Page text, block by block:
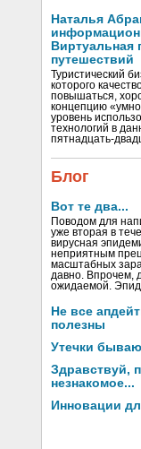
Наталья
Виртуальная
путешествий
Туристический
которого
повышаться,
концепцию
уровень
технологий в
пятнадцать-
Блог
Вот те два...
Поводом для
уже вторая в
вирусная
неприятным
масштабных
давно. Впрочем,
ожидаемой.
Не все
полезны
Утечки
Здравствуй,
незнакомое...
Инновации